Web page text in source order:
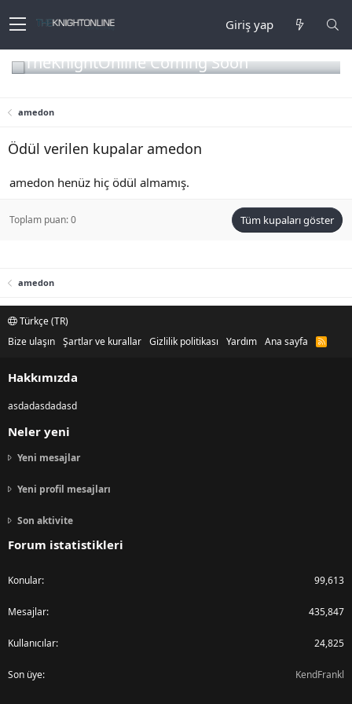
Giriş yap
TheKnightOnline Coming Soon
amedon
Ödül verilen kupalar amedon
amedon henüz hiç ödül almamış.
Toplam puan: 0 Tüm kupaları göster
amedon
Türkçe (TR)
Bize ulaşın Şartlar ve kurallar Gizlilik politikası Yardım Ana sayfa
R
Hakkımızda
asdadasdadasd
Neler yeni
Yeni mesajlar
Yeni profil mesajları
Son aktivite
Forum istatistikleri
Konular 99,613
Mesajlar 435,847
Kullanıcılar 24,825
Son üye KendFrankl